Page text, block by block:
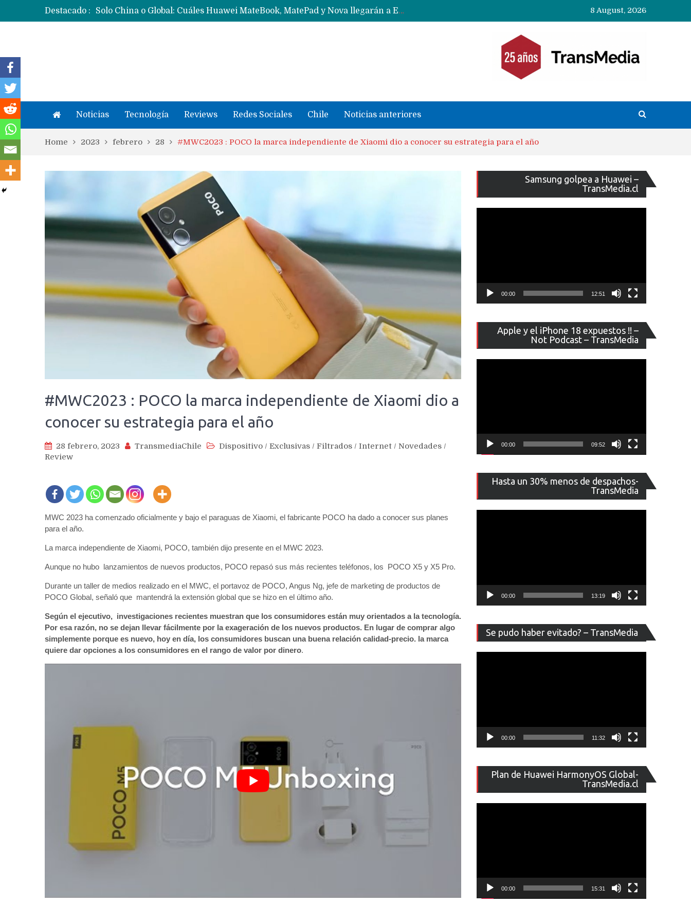
Destacado :
Data Centers de Huawei en Chile, México, Brasil,Perú y Argentina podrían verse afectados por arremetida de EE.UU
Fabricantes suben precios de teléfonos y ganan más dinero en un mercado donde Xiaomi alerta por no mejorar ventas
8 August, 2026
Noticias Tecnología Reviews Redes Sociales Chile Noticias anteriores
Home 2023 febrero 28 #MWC2023 : POCO la marca independiente de Xiaomi dio a conocer su estrategia para el año
#MWC2023 : POCO la marca independiente de Xiaomi dio a
conocer su estrategia para el año
28 febrero, 2023 TransmediaChile Dispositivo / Exclusivas / Filtrados / Internet / Novedades /
Review
MWC 2023 ha comenzado oficialmente y bajo el paraguas de Xiaomi, el fabricante POCO ha dado a conocer sus planes
para el año.
La marca independiente de Xiaomi, POCO, también dijo presente en el MWC 2023.
Aunque no hubo lanzamientos de nuevos productos, POCO repasó sus más recientes teléfonos, los POCO X5 y X5 Pro.
Durante un taller de medios realizado en el MWC, el portavoz de POCO, Angus Ng, jefe de marketing de productos de
POCO Global, señaló que mantendrá la extensión global que se hizo en el último año.
Según el ejecutivo, investigaciones recientes muestran que los consumidores están muy orientados a la tecnología.
Por esa razón, no se dejan llevar fácilmente por la exageración de los nuevos productos. En lugar de comprar algo
simplemente porque es nuevo, hoy en día, los consumidores buscan una buena relación calidad-precio. la marca
quiere dar opciones a los consumidores en el rango de valor por dinero.
Samsung golpea a Huawei –
TransMedia.cl
de
vídeo
00:00 12:51
Apple y el iPhone 18 expuestos !! –
Not Podcast – TransMedia
de
vídeo
00:00 09:52
Hasta un 30% menos de despachos-
TransMedia
de
vídeo
00:00 13:19
Se pudo haber evitado? – TransMedia
de
vídeo
00:00 11:32
Plan de Huawei HarmonyOS Global-
TransMedia.cl
de
vídeo
00:00 15:31